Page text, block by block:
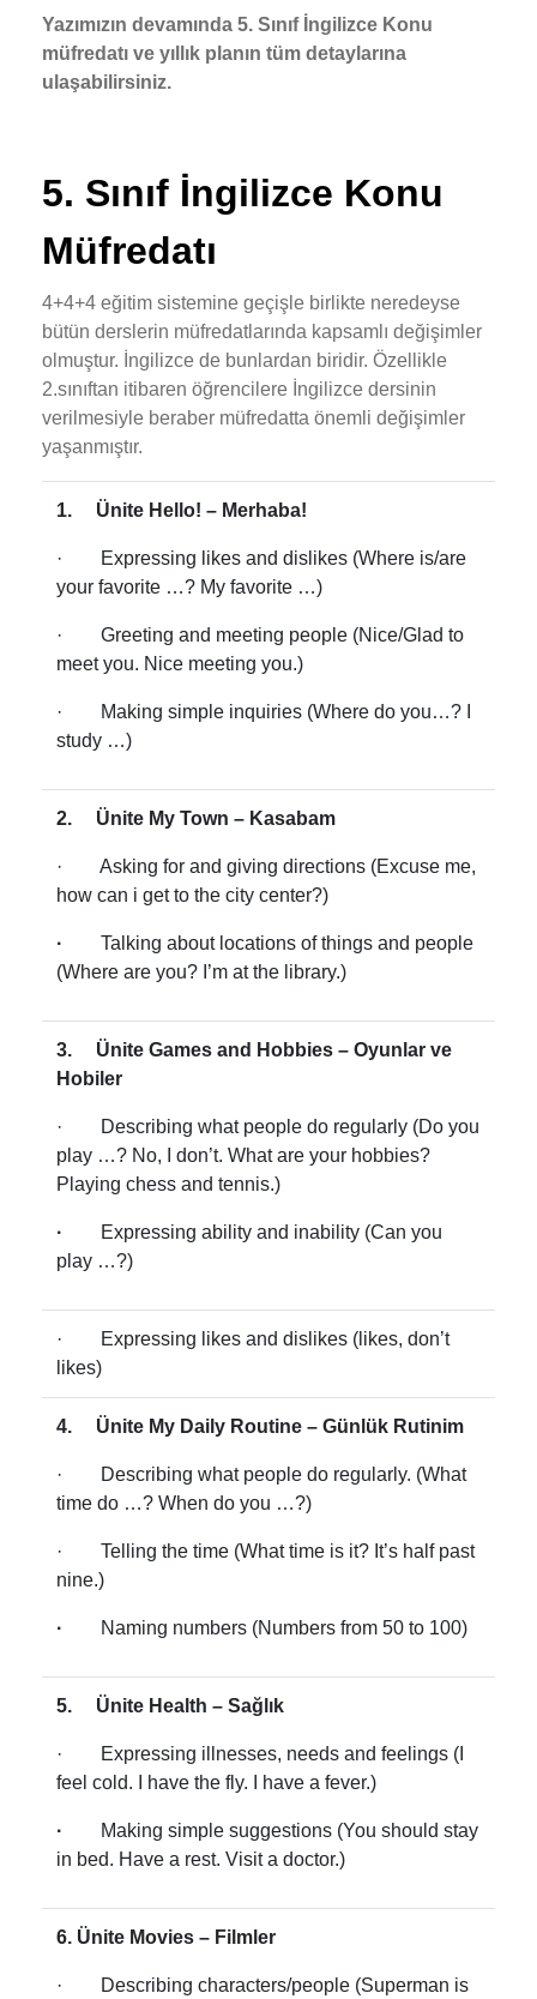
Yazımızın devamında 5. Sınıf İngilizce Konu
müfredatı ve yıllık planın tüm detaylarına
ulaşabilirsiniz.
5. Sınıf İngilizce Konu
Müfredatı
4+4+4 eğitim sistemine geçişle birlikte neredeyse
bütün derslerin müfredatlarında kapsamlı değişimler
olmuştur. İngilizce de bunlardan biridir. Özellikle
2.sınıftan itibaren öğrencilere İngilizce dersinin
verilmesiyle beraber müfredatta önemli değişimler
yaşanmıştır.
1. Ünite Hello! – Merhaba!
· Expressing likes and dislikes (Where is/are
your favorite …? My favorite …)
· Greeting and meeting people (Nice/Glad to
meet you. Nice meeting you.)
· Making simple inquiries (Where do you…? I
study …)
2. Ünite My Town – Kasabam
· Asking for and giving directions (Excuse me,
how can i get to the city center?)
· Talking about locations of things and people
(Where are you? I’m at the library.)
3. Ünite Games and Hobbies – Oyunlar ve
Hobiler
· Describing what people do regularly (Do you
play …? No, I don’t. What are your hobbies?
Playing chess and tennis.)
·
Expressing ability and inability (Can you
play …?)
· Expressing likes and dislikes (likes, don’t
likes)
4. Ünite My Daily Routine – Günlük Rutinim
· Describing what people do regularly. (What
time do …? When do you …?)
· Telling the time (What time is it? It’s half past
nine.)
· Naming numbers (Numbers from 50 to 100)
5. Ünite Health – Sağlık
· Expressing illnesses, needs and feelings (I
feel cold. I have the fly. I have a fever.)
·
Making simple suggestions (You should stay
in bed. Have a rest. Visit a doctor.)
6. Ünite Movies – Filmler
· Describing characters/people (Superman is